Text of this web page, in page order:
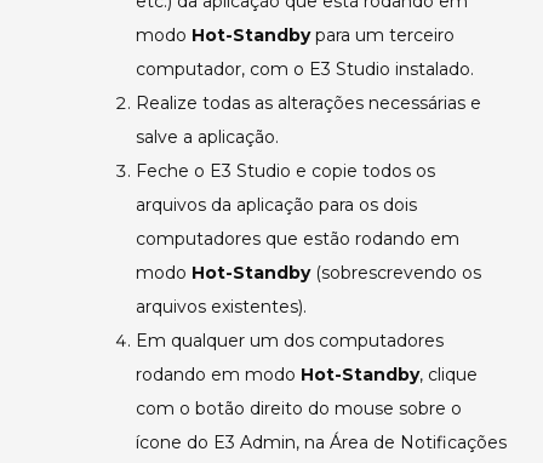
modo Hot-Standbypara um terceiro
computador, com o E3 Studio instalado.
Realize todas as alterações necessárias e
salve a aplicação.
Feche o E3 Studio e copie todos os
arquivos da aplicação para os dois
computadores que estão rodando em
modo Hot-Standby(sobrescrevendo os
arquivos existentes).
Em qualquer um dos computadores
rodando em modo Hot-Standby, clique
com o botão direito do mouse sobre o
ícone do E3 Admin, na Área de Notificações